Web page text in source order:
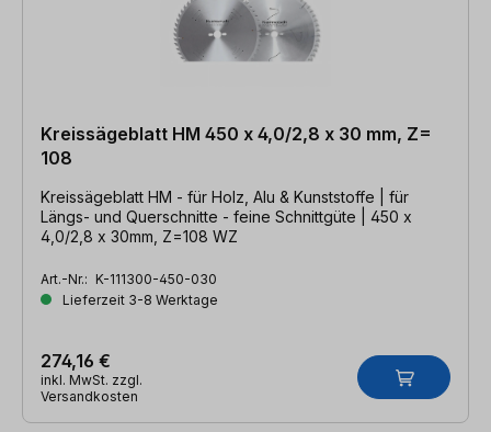
Kreissägeblatt HM 450 x 4,0/2,8 x 30 mm, Z=
108
Kreissägeblatt HM - für Holz, Alu & Kunststoffe | für
Längs- und Querschnitte - feine Schnittgüte | 450 x
4,0/2,8 x 30mm, Z=108 WZ
Art.-Nr.: K-111300-450-030
Lieferzeit 3-8 Werktage
274,16 €
inkl. MwSt. zzgl.
Versandkosten